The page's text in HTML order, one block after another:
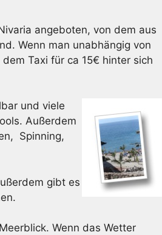
angeboten, von dem aus
Wenn man unabhängig von
Taxi für ca 15€ hinter sich
und viele
Außerdem
Spinning,
gibt es
Wenn das Wetter